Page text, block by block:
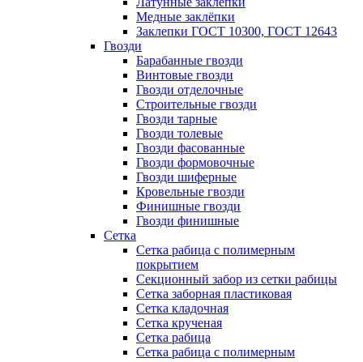
Медные заклёпки
Заклепки ГОСТ 10300, ГОСТ 12643
Гвозди
Барабанные гвозди
Винтовые гвозди
Гвозди отделочные
Строительные гвозди
Гвозди тарные
Гвозди толевые
Гвозди фасованные
Гвозди формовочные
Гвозди шиферные
Кровельные гвозди
Финишные гвозди
Гвозди финишные
Сетка
Сетка рабица с полимерным
покрытием
Секционный забор из сетки рабицы
Сетка заборная пластиковая
Сетка кладочная
Сетка крученая
Сетка рабица
Сетка рабица с полимерным